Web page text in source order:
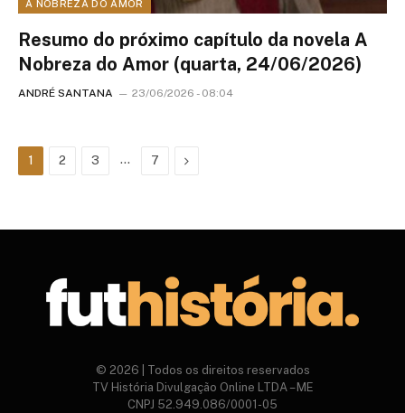
A NOBREZA DO AMOR
Resumo do próximo capítulo da novela A
Nobreza do Amor (quarta, 24/06/2026)
ANDRÉ SANTANA 23/06/2026 - 08:04
1 2 3 … 7 Next
© 2026 | Todos os direitos reservados
TV História Divulgação Online LTDA – ME
CNPJ 52.949.086/0001-05